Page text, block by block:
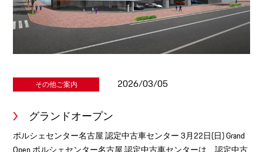
その他ご案内 2026/03/05
グランドオープン
ポルシェセンター名古屋 認定中古車センター 3月22日(日) Grand